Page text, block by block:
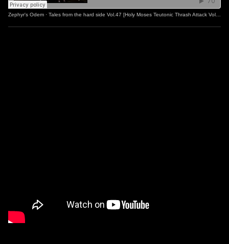
Zephyr's Odem · Tales from the hard side Vol.47 [Holy Moses Teutonic Thrash Attack Vol.2]